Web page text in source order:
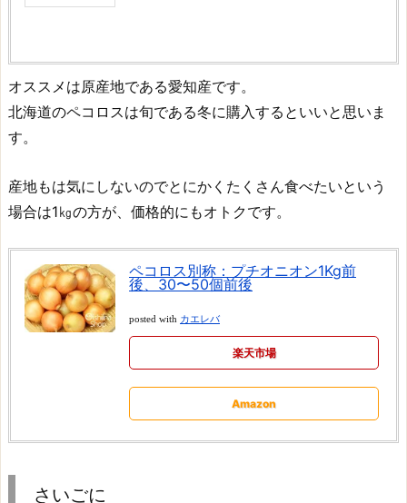
オススメは原産地である愛知産です。
北海道のペコロスは旬である冬に購入するといいと思いま
す。
産地もは気にしないのでとにかくたくさん食べたいという
場合は1㎏の方が、価格的にもオトクです。
ペコロス別称：プチオニオン1Kg前
後、30〜50個前後
posted with カエレバ
楽天市場
Amazon
さいごに